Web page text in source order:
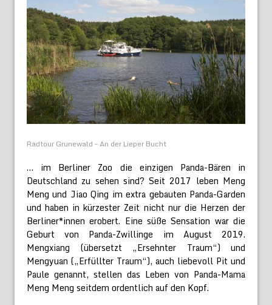
Radtour Grunewald – An der Lieper Bucht
… im Berliner Zoo die einzigen Panda-Bären in
Deutschland zu sehen sind? Seit 2017 leben Meng
Meng und Jiao Qing im extra gebauten Panda-Garden
und haben in kürzester Zeit nicht nur die Herzen der
Berliner*innen erobert. Eine süße Sensation war die
Geburt von Panda-Zwillinge im August 2019.
Mengxiang (übersetzt „Ersehnter Traum“) und
Mengyuan („Erfüllter Traum“), auch liebevoll Pit und
Paule genannt, stellen das Leben von Panda-Mama
Meng Meng seitdem ordentlich auf den Kopf.